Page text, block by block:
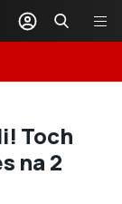
Toch
na 2